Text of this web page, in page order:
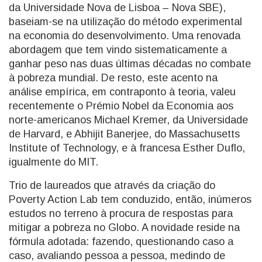
da Universidade Nova de Lisboa – Nova SBE),
baseiam-se na utilização do método experimental
na economia do desenvolvimento. Uma renovada
abordagem que tem vindo sistematicamente a
ganhar peso nas duas últimas décadas no combate
à pobreza mundial. De resto, este acento na
análise empírica, em contraponto à teoria, valeu
recentemente o Prémio Nobel da Economia aos
norte-americanos Michael Kremer, da Universidade
de Harvard, e Abhijit Banerjee, do Massachusetts
Institute of Technology, e à francesa Esther Duflo,
igualmente do MIT.
Trio de laureados que através da criação do
Poverty Action Lab tem conduzido, então, inúmeros
estudos no terreno à procura de respostas para
mitigar a pobreza no Globo. A novidade reside na
fórmula adotada: fazendo, questionando caso a
caso, avaliando pessoa a pessoa, medindo de